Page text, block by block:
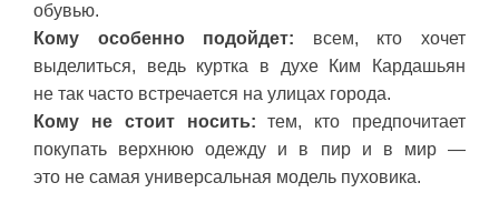
обувью.
Кому особенно подойдет: всем, кто хочет
выделиться, ведь куртка в духе Ким Кардашьян
не так часто встречается на улицах города.
Кому не стоит носить: тем, кто предпочитает
покупать верхнюю одежду и в пир и в мир —
это не самая универсальная модель пуховика.